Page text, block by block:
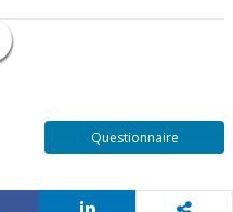
Questionnaire